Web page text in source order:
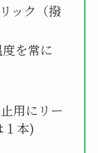
ック（撥
を常に
用にリー
１本)